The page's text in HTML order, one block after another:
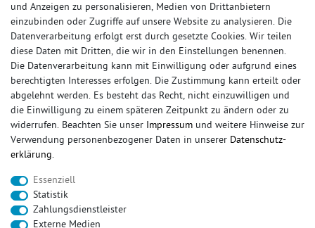
© Copyright 2026 Sportauspuff-Store.de - Alle Rechte vorbehalten.
Preisangaben inkl. gesetzlicher MwSt. und zzgl. Versandkosten
Das Internetportal für Sportendschalldämpfer, Komplettanlagen,
Rennsportanlagen, Sportendrohre, Universalteile, Fächerkrümmer,
Vorschalldämpfer, Sportkat, Ersatzrohr und Auspuffzubehör.
FOX, REMUS, FSW, FRIEDRICH MOTORSPORT, EISENMANN, ULTER
SPORT, NOVUS
sportauspuff sportkat
und Anzeigen zu personalisieren, Medien von Drittanbietern
einzubinden oder Zugriffe auf unsere Website zu analysieren. Die
Datenverarbeitung erfolgt erst durch gesetzte Cookies. Wir teilen
diese Daten mit Dritten, die wir in den Einstellungen benennen.
Die Datenverarbeitung kann mit Einwilligung oder aufgrund eines
berechtigten Interesses erfolgen. Die Zustimmung kann erteilt oder
abgelehnt werden. Es besteht das Recht, nicht einzuwilligen und
die Einwilligung zu einem späteren Zeitpunkt zu ändern oder zu
widerrufen. Beachten Sie unser Impressum und weitere Hinweise zur
Verwendung personenbezogener Daten in unserer Daten­schutz­
erklärung.
Essenziell
Statistik
Zahlungsdienstleister
Externe Medien